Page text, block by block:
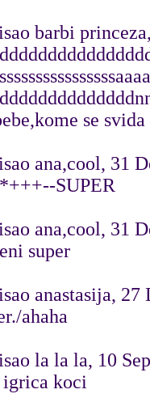
barbi
se
ana,cool, 31
SUPER
ana,cool, 31
super
anastasija, 27
ahaha
la la la, 10
igrica koci